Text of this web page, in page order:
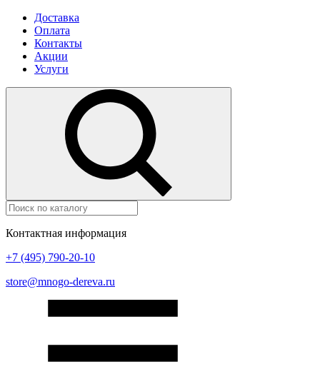
Доставка
Оплата
Контакты
Акции
Услуги
Контактная информация
+7 (495) 790-20-10
store@mnogo-dereva.ru